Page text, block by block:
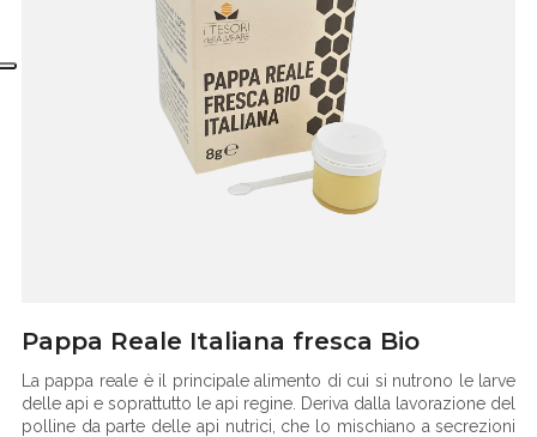
Pappa Reale Italiana fresca Bio
La pappa reale è il principale alimento di cui si nutrono le larve
delle api e soprattutto le api regine. Deriva dalla lavorazione del
polline da parte delle api nutrici, che lo mischiano a secrezioni